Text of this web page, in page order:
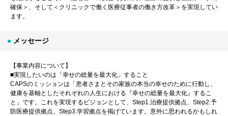
確保＞、そして＜クリニックで働く医療従事者の働き方改革＞を実現してい
ます。
メッセージ
【事業内容について】
■実現したいのは「幸せの総量を最大化」すること
CAPSのミッションは「患者さまとその家族の本当の幸せのために行動し、
健康を基軸としたそれぞれの人生における『幸せの総量を最大化』するこ
と」です。これを実現するビジョンとして、Step1.治療提供拠点、Step2.予
防医療提供拠点、Step3.学習拠点を掲げています。意外に思われるかもしれ